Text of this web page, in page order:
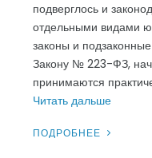
подверглось и
отдельными видами
законы и
Закону № 223-ФЗ,
принимаются
Читать дальше
ПОДРОБНЕЕ